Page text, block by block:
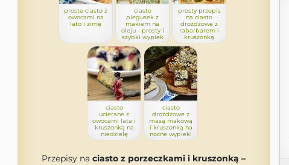
proste ciasto z
owocami na
lato i zimę
ciasto
piegusek z
makiem na
oleju - prosty i
szybki wypiek
prosty przepis
na ciasto
drożdżowe z
rabarbarem i
kruszonką
ciasto
ucierane z
owocami lata i
kruszonką na
niedzielę
ciasto
drożdżowe z
masą makową
i kruszonką na
nocne wypieki
Przepisy na ciasto z porzeczkami i kruszonką –